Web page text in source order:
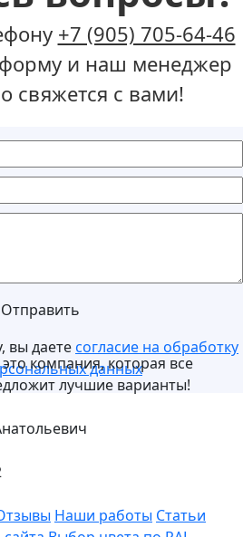
+7 (905) 705-64-46
и наш менеджер
свяжется с вами!
Отправить
вы даетесогласие на обработку
данных
компания, которая все
лучшие варианты!
Наши работы Статьи